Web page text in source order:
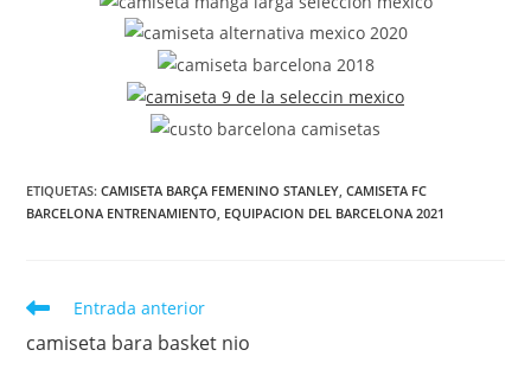
ETIQUETAS:CAMISETA BARÇA FEMENINO STANLEY CAMISETA FC
BARCELONA ENTRENAMIENTO EQUIPACION DEL BARCELONA 2021
Leer
artículos
Entrada anterior
camiseta bara basket nio